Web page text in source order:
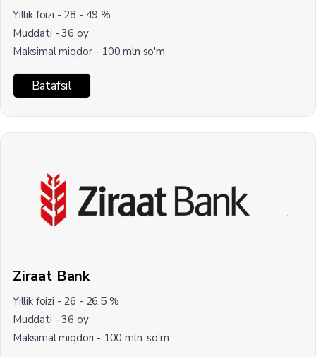
Yillik foizi - 28 - 49 %
Muddati - 36 oy
Maksimal miqdor - 100 mln so'm
Batafsil
Ziraat Bank
Yillik foizi - 26 - 26.5 %
Muddati - 36 oy
Maksimal miqdori - 100 mln. so'm